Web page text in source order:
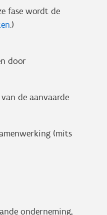
fase wordt de
.)
door
de aanvaarde
(mits
onderneming,